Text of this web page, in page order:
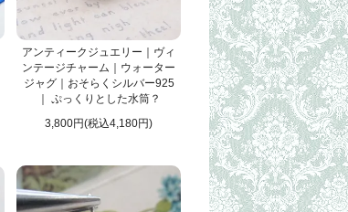
アンティークジュエリー｜ヴィ
ンテージチャーム｜ウォーター
ジャグ｜おそらくシルバー925
｜ ぷっくりとした水筒？
3,800円(税込4,180円)